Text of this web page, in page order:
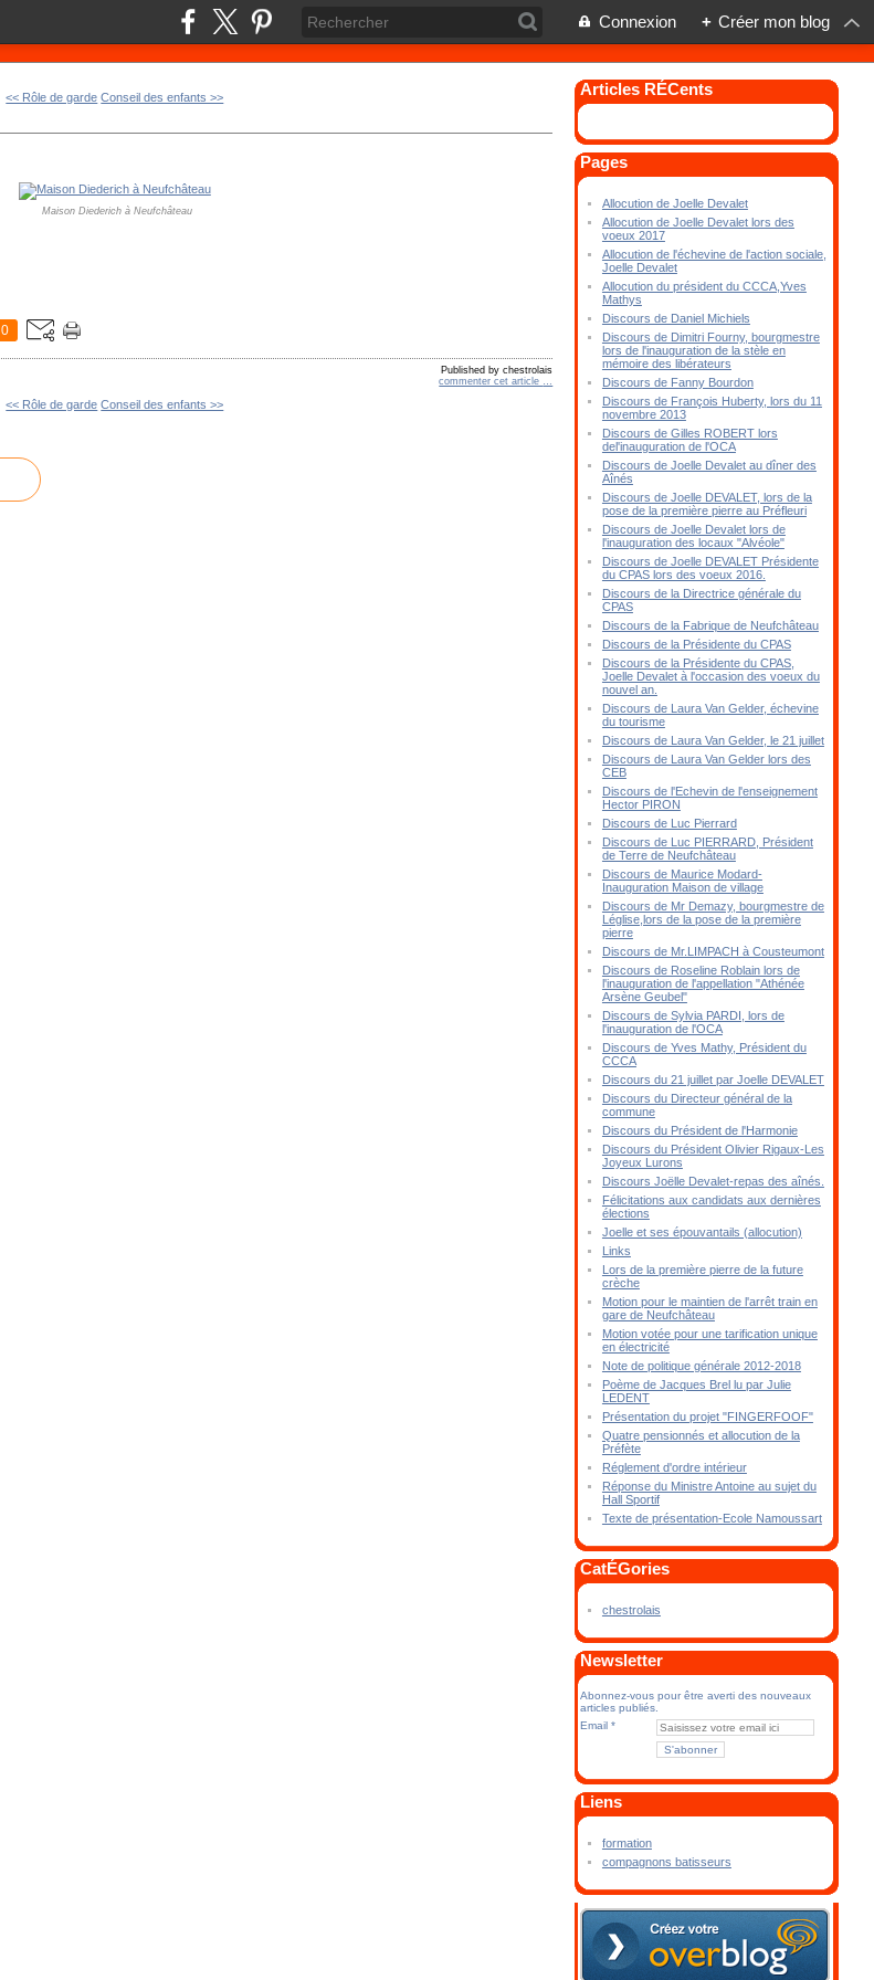
Connexion + Créer mon blog
<< Rôle de garde Conseil des enfants >>
Maison Diederich à Neufchâteau
0
Published by chestrolais
commenter cet article
<< Rôle de garde Conseil des enfants >>
Articles RÉCents
Pages
Allocution de Joelle Devalet
Allocution de Joelle Devalet lors des
voeux 2017
Allocution de l'échevine de l'action sociale,
Joelle Devalet
Allocution du président du CCCA,Yves
Mathys
Discours de Daniel Michiels
Discours de Dimitri Fourny, bourgmestre
lors de l'inauguration de la stèle en
mémoire des libérateurs
Discours de Fanny Bourdon
Discours de François Huberty, lors du 11
novembre 2013
Discours de Gilles ROBERT lors
del'inauguration de l'OCA
Discours de Joelle Devalet au dîner des
Aînés
Discours de Joelle DEVALET, lors de la
pose de la première pierre au Préfleuri
Discours de Joelle Devalet lors de
l'inauguration des locaux "Alvéole"
Discours de Joelle DEVALET Présidente
du CPAS lors des voeux 2016.
Discours de la Directrice générale du
CPAS
Discours de la Fabrique de Neufchâteau
Discours de la Présidente du CPAS
Discours de la Présidente du CPAS,
Joelle Devalet à l'occasion des voeux du
nouvel an.
Discours de Laura Van Gelder, échevine
du tourisme
Discours de Laura Van Gelder, le 21 juillet
Discours de Laura Van Gelder lors des
CEB
Discours de l'Echevin de l'enseignement
Hector PIRON
Discours de Luc Pierrard
Discours de Luc PIERRARD, Président
de Terre de Neufchâteau
Discours de Maurice Modard-
Inauguration Maison de village
Discours de Mr Demazy, bourgmestre de
Léglise,lors de la pose de la première
pierre
Discours de Mr.LIMPACH à Cousteumont
Discours de Roseline Roblain lors de
l'inauguration de l'appellation "Athénée
Arsène Geubel"
Discours de Sylvia PARDI, lors de
l'inauguration de l'OCA
Discours de Yves Mathy, Président du
CCCA
Discours du 21 juillet par Joelle DEVALET
Discours du Directeur général de la
commune
Discours du Président de l'Harmonie
Discours du Président Olivier Rigaux-Les
Joyeux Lurons
Discours Joëlle Devalet-repas des aînés.
Félicitations aux candidats aux dernières
élections
Joelle et ses épouvantails (allocution)
Links
Lors de la première pierre de la future
crèche
Motion pour le maintien de l'arrêt train en
gare de Neufchâteau
Motion votée pour une tarification unique
en électricité
Note de politique générale 2012-2018
Poème de Jacques Brel lu par Julie
LEDENT
Présentation du projet "FINGERFOOF"
Quatre pensionnés et allocution de la
Préfète
Réglement d'ordre intérieur
Réponse du Ministre Antoine au sujet du
Hall Sportif
Texte de présentation-Ecole Namoussart
CatÉGories
chestrolais
Newsletter
Abonnez-vous pour être averti des nouveaux
articles publiés.
Email
Liens
formation
compagnons batisseurs